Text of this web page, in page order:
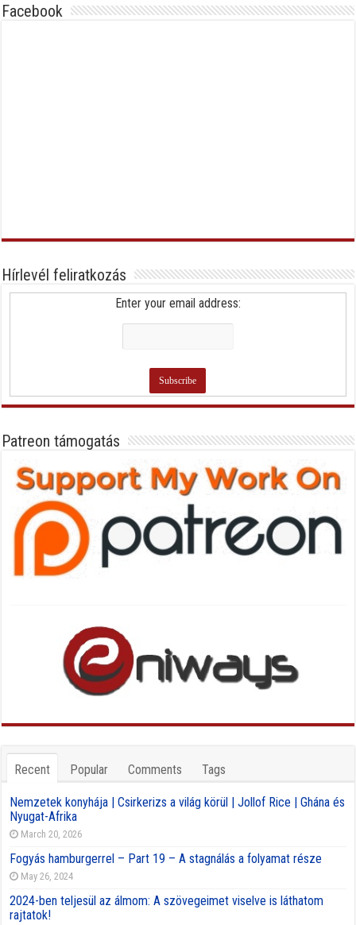
Facebook
Hírlevél feliratkozás
Enter your email address:
Patreon támogatás
Recent Popular Comments Tags
Nemzetek konyhája | Csirkerizs a világ körül | Jollof Rice | Ghána és
Nyugat-Afrika
March 20, 2026
Fogyás hamburgerrel – Part 19 – A stagnálás a folyamat része
May 26, 2024
2024-ben teljesül az álmom: A szövegeimet viselve is láthatom
rajtatok!